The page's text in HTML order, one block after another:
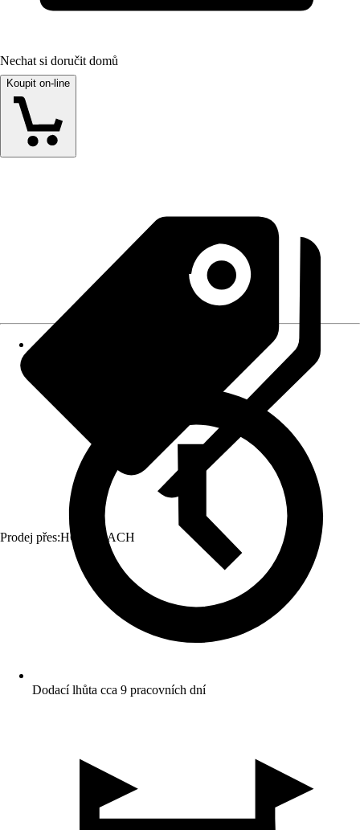
Nechat si doručit domů
Koupit on-line
Prodej přes:HORNBACH
Dodací lhůta cca 9 pracovních dní